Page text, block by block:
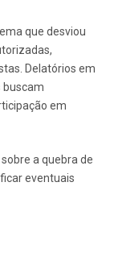
que desviou
Delatórios em
buscam
em
a quebra de
eventuais